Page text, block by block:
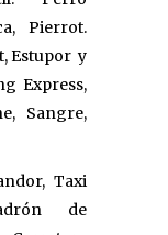
Pierrot.
Estupor y
Express,
Sangre,
Taxi
de